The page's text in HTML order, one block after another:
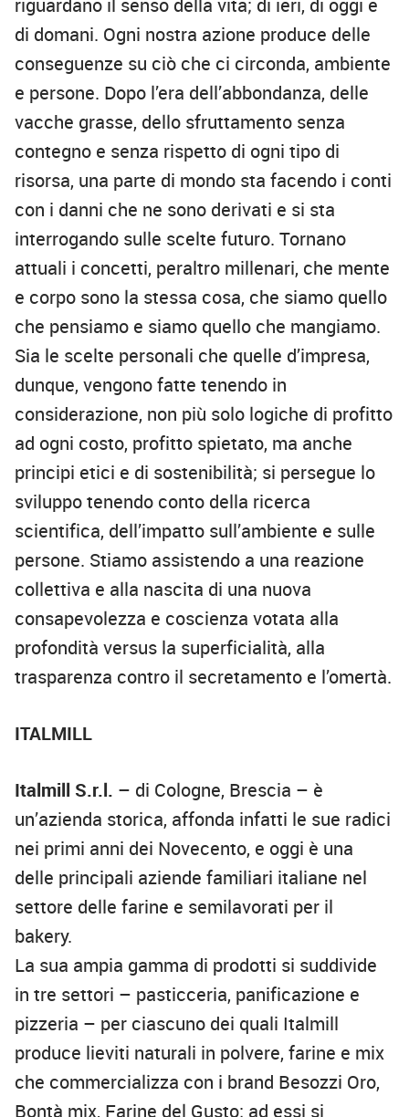
riguardano il senso della vita; di ieri, di oggi e
di domani. Ogni nostra azione produce delle
conseguenze su ciò che ci circonda, ambiente
e persone. Dopo l’era dell’abbondanza, delle
vacche grasse, dello sfruttamento senza
contegno e senza rispetto di ogni tipo di
risorsa, una parte di mondo sta facendo i conti
con i danni che ne sono derivati e si sta
interrogando sulle scelte futuro. Tornano
attuali i concetti, peraltro millenari, che mente
e corpo sono la stessa cosa, che siamo quello
che pensiamo e siamo quello che mangiamo.
Sia le scelte personali che quelle d’impresa,
dunque, vengono fatte tenendo in
considerazione, non più solo logiche di profitto
ad ogni costo, profitto spietato, ma anche
principi etici e di sostenibilità; si persegue lo
sviluppo tenendo conto della ricerca
scientifica, dell’impatto sull’ambiente e sulle
persone. Stiamo assistendo a una reazione
collettiva e alla nascita di una nuova
consapevolezza e coscienza votata alla
profondità versus la superficialità, alla
trasparenza contro il secretamento e l’omertà.
ITALMILL
Italmill S.r.l. – di Cologne, Brescia – è
un’azienda storica, affonda infatti le sue radici
nei primi anni dei Novecento, e oggi è una
delle principali aziende familiari italiane nel
settore delle farine e semilavorati per il
bakery.
La sua ampia gamma di prodotti si suddivide
in tre settori – pasticceria, panificazione e
pizzeria – per ciascuno dei quali Italmill
produce lieviti naturali in polvere, farine e mix
che commercializza con i brand Besozzi Oro,
Bontà mix, Farine del Gusto; ad essi si